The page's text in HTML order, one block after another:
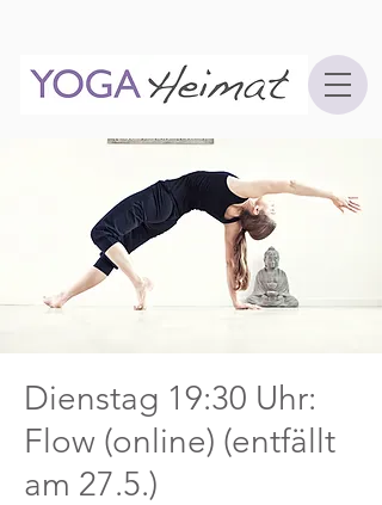
Dienstag 19:30 Uhr:
Flow (online) (entfällt
am 27.5.)